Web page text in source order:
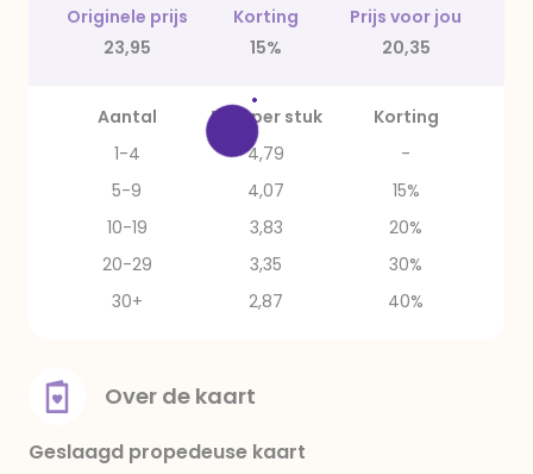
Originele prijs Korting
Prijs voor jou
23,95
15% 20,35
Aantal Prijs per stuk
Korting
1-4
4,79
-
5-9
4,07
15%
10-19
3,83
20%
20-29
3,35
30%
30+
2,87 40%
Over de kaart
Geslaagd propedeuse kaart